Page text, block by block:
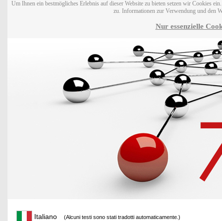
Um Ihnen ein bestmögliches Erlebnis auf dieser Website zu bieten setzen wir Cookies
zu. Informationen zur Verwendung und den
Nur essenzielle
Italiano (Alcuni testi sono stati tradotti automaticamente.)